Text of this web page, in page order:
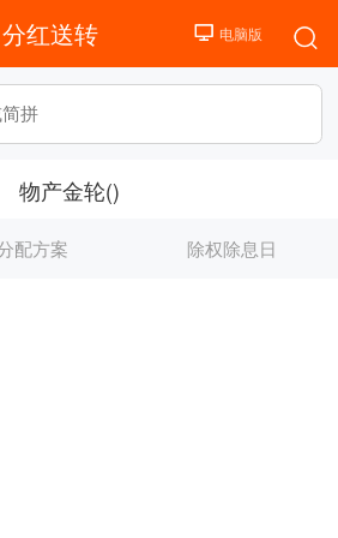
分红送转
物产金轮()
配方案 除权除息日